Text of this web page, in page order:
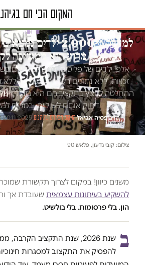
טור דעה
למעלה מ-2,000
המדינה. מדוע היא ממשיכה
אלפי ילדים של פליטים ומהגרים גדלים
זכויות, ללא נתונים רשמיים וכעת גם
ההחלטה לקצץ בתקציביהם היא גזר דין
דחוק אותם לשוליים, במקום
הדר פסיה אביאל·המקום הכי חם בגיהנום·
20.11.2025
·
צילום: קובי גדעון, פלאש 90
משנים כיוון! במקום לצרוך תקשורת
להשקיע בעיתונות עצמאית שעובדת אך
הון. בלי פרסומות. בלי בולשיט.
ב
שנת 2026, שנת התקציב
להפסיק את התקצוב למסגרות